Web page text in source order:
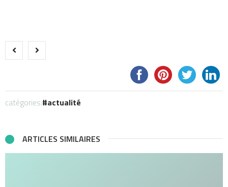
catégories: actualité
ARTICLES SIMILAIRES